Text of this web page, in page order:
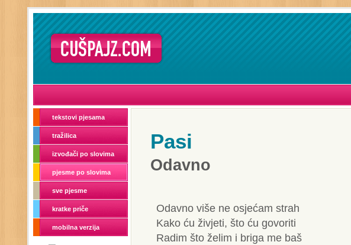
tekstovi pjesama
tražilica
izvođači po slovima
pjesme po slovima
sve pjesme
kratke priče
mobilna verzija
Pasi
Odavno
Odavno više ne osjećam strah
Kako ću živjeti, što ću govoriti
Radim što želim i briga me baš